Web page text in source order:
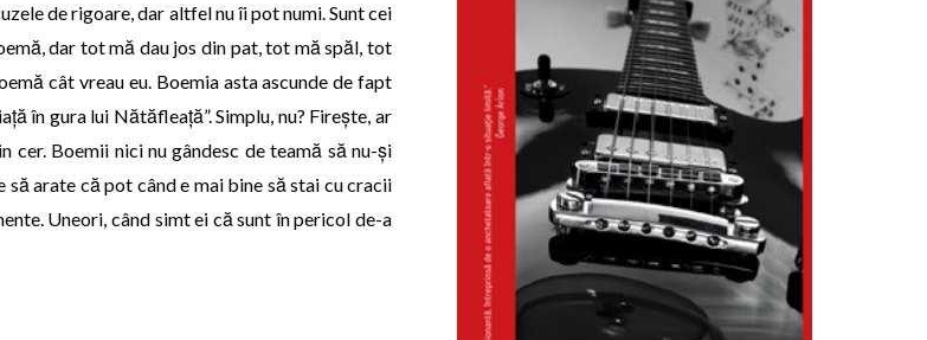
de rigoare, dar altfel nu îi pot numi. Sunt cei
dar tot mă dau jos din pat, tot mă spăl, tot
cât vreau eu. Boemia asta ascunde de fapt
în gura lui Nătăfleață”. Simplu, nu? Firește, ar
Boemii nici nu gândesc de teamă să nu-și
arate că pot când e mai bine să stai cu cracii
Uneori, când simt ei că sunt în pericol de-a